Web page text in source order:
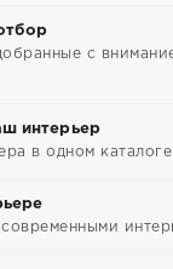
с
интерьер
в одном каталоге